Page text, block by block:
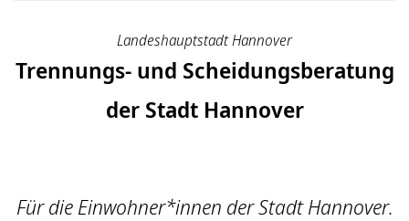
Landeshauptstadt Hannover
Trennungs- und Scheidungsberatung
der Stadt Hannover
Für die Einwohner*innen der Stadt Hannover.